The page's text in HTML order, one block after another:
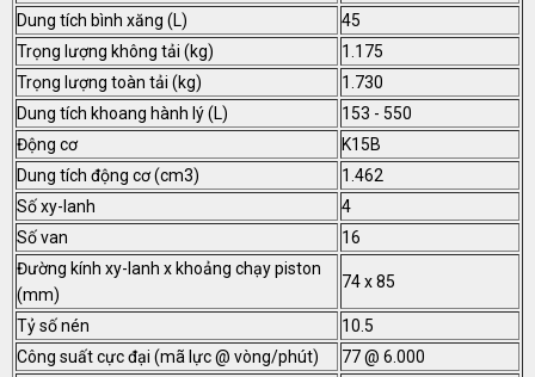
Dung tích bình xăng (L)
45
Trọng lượng không tải (kg)
1.175
Trọng lượng toàn tải (kg)
1.730
Dung tích khoang hành lý (L)
153 - 550
Động cơ
K15B
Dung tích động cơ (cm3)
1.462
Số xy-lanh
4
Số van
16
Đường kính xy-lanh x khoảng chạy piston
(mm)
74 x 85
Tỷ số nén
10.5
Công suất cực đại (mã lực @ vòng/phút)
77 @ 6.000